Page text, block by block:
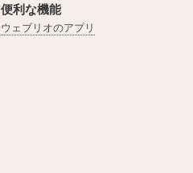
便利な機能
ウェブリオのアプリ